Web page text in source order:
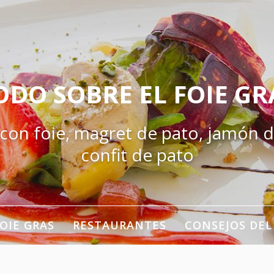
SOBRE EL FOIE
foie, magret de pato, jamón
confit de pato
GRAS RESTAURANTES CONSEJOS